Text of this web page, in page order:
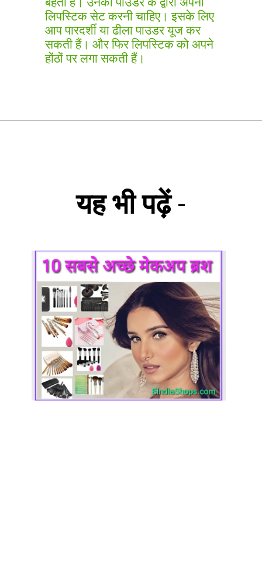
लिपस्टिक सेट करनी चाहिए। इसके लिए
आप पारदर्शी या ढीला पाउडर यूज कर
सकती हैं। और फिर लिपस्टिक को अपने
होंठों पर लगा सकती हैं।
यह भी पढ़ें-